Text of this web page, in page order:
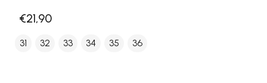
€21,90
31 32 33 34 35 36